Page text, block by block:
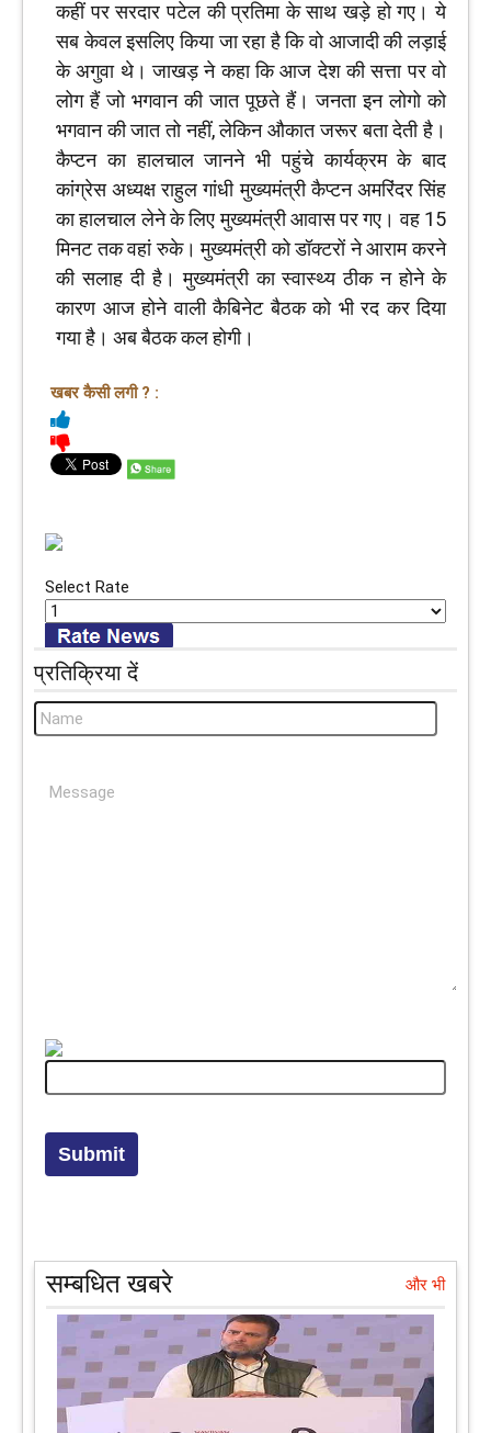
कहीं पर सरदार पटेल की प्रतिमा के साथ खड़े हो गए। ये
सब केवल इसलिए किया जा रहा है कि वो आजादी की लड़ाई
के अगुवा थे। जाखड़ ने कहा कि आज देश की सत्ता पर वो
लोग हैं जो भगवान की जात पूछते हैं। जनता इन लोगो को
भगवान की जात तो नहीं, लेकिन औकात जरूर बता देती है।
कैप्टन का हालचाल जानने भी पहुंचे कार्यक्रम के बाद
कांग्रेस अध्यक्ष राहुल गांधी मुख्यमंत्री कैप्टन अमरिंदर सिंह
का हालचाल लेने के लिए मुख्यमंत्री आवास पर गए। वह 15
मिनट तक वहां रुके। मुख्यमंत्री को डॉक्टरों ने आराम करने
की सलाह दी है। मुख्यमंत्री का स्वास्थ्य ठीक न होने के
कारण आज होने वाली कैबिनेट बैठक को भी रद कर दिया
गया है। अब बैठक कल होगी।
खबर कैसी लगी ? :
Select Rate
प्रतिक्रिया दें
सम्बधित खबरे और भी